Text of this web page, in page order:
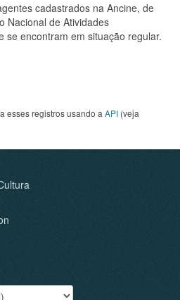
cadastrados na Ancine, de
Nacional de Atividades
se encontram em situação regular.
esses registros usando a API (veja